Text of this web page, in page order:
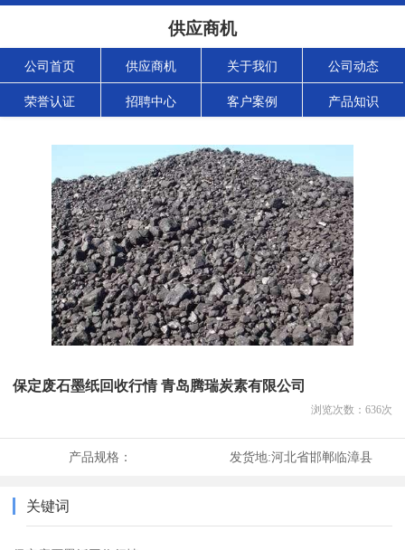
供应商机
公司首页 供应商机 关于我们 公司动态
荣誉认证 招聘中心 客户案例 产品知识
保定废石墨纸回收行情 青岛腾瑞炭素有限公司
浏览次数： 636次
产品规格： 发货地:河北省邯郸临漳县
关键词